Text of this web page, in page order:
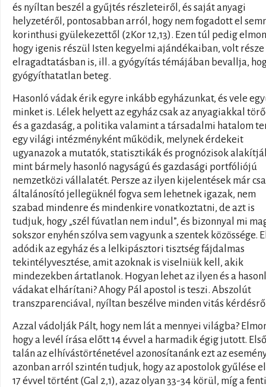
és nyíltan beszél a gyűjtés részleteiről, és saját anyagi
helyzetéről, pontosabban arról, hogy nem fogadott el
korinthusi gyülekezettől (2Kor 12,13). Ezen túl pedig
hogy igenis részül Isten kegyelmi ajándékaiban, volt része
elragadtatásban is, ill. a gyógyítás témájában bevallja,
gyógyíthatatlan beteg.
Hasonló vádak érik egyre inkább egyházunkat, és vele
minket is. Lélek helyett az egyház csak az anyagiakkal
és a gazdaság, a politika valamint a társadalmi hatalom
egy világi intézményként működik, melynek érdekeit
ugyanazok a mutatók, statisztikák és prognózisok
mint bármely hasonló nagyságú és gazdasági portfóliójú
nemzetközi vállalatét. Persze az ilyen kijelentések már
általánosító jellegüknél fogva sem lehetnek igazak, nem
szabad mindenre és mindenkire vonatkoztatni, de azt is
tudjuk, hogy „szél fúvatlan nem indul”, és bizonnyal mi
sokszor enyhén szólva sem vagyunk a szentek közössége.
adódik az egyház és a lelkipásztori tisztség fájdalmas
tekintélyvesztése, amit azoknak is viselniük kell, akik
mindezekben ártatlanok. Hogyan lehet az ilyen és a
vádakat elhárítani? Ahogy Pál apostol is teszi. Abszolút
transzparenciával, nyíltan beszélve minden vitás
Azzal vádolják Pált, hogy nem lát a mennyei világba?
hogy a levél írása előtt 14 évvel a harmadik égig jutott.
talán az elhívástörténetével azonosítanánk ezt az
azonban arról szintén tudjuk, hogy az apostolok gyűlése
17 évvel történt (Gal 2,1), azaz olyan 33-34 körül, míg a fenti